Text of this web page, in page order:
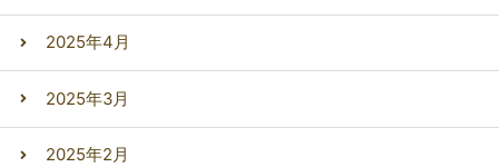
2025年4月
2025年3月
2025年2月